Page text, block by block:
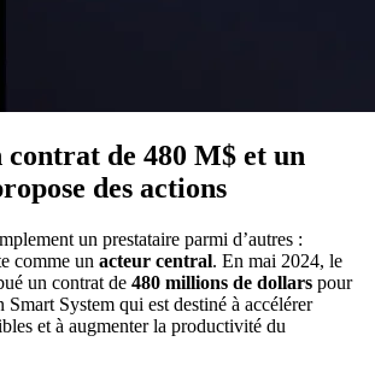
de 480 M$ et un
des actions
un prestataire parmi d’autres :
comme un acteur central. En mai 2024, le
un contrat de 480 millions de dollars pour
System qui est destiné à accélérer
et à augmenter la productivité du